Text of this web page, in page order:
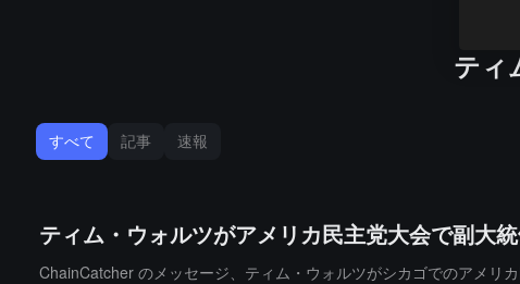
ティ
すべて 記事 速報
ティム・ウォルツがアメリカ民主党大会で副大
ChainCatcher のメッセージ、ティム・ウォルツがシカゴでのアメリ